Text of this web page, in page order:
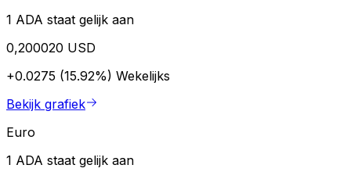
1 ADA staat gelijk aan
0,200020 USD
+0.0275 (15.92%) Wekelijks
Bekijk grafiek
Euro
1 ADA staat gelijk aan